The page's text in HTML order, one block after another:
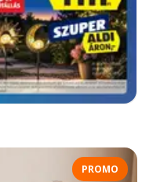
PROMO